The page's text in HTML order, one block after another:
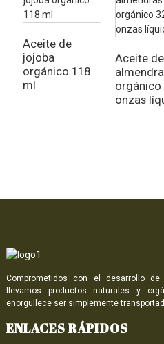
Aceite de
jojoba
orgánico 118
ml
Aceite de
orgánico
onzas
Comprometidos con el desarrollo
llevamos productos naturales y
enorgullece ser simplemente
ENLACES RÁPIDOS